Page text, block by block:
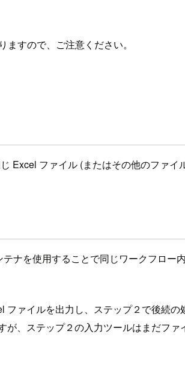
すので、ご注意ください。
ファイル (またはその他のファイ
ナを使用することで同じワークフロ
ァイルを出力し、ステップ２で後続
、ステップ２の入力ツールはまだファ